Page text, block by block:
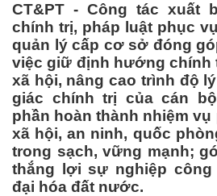
CT&PT - Công tác xuất
chính trị, pháp luật phục
quản lý cấp cơ sở đóng
việc giữ định hướng chính
xã hội, nâng cao trình độ
giác chính trị của cán
phần hoàn thành nhiệm vụ
xã hội, an ninh, quốc
trong sạch, vững mạnh;
thắng lợi sự nghiệp công
đại hóa đất nước.